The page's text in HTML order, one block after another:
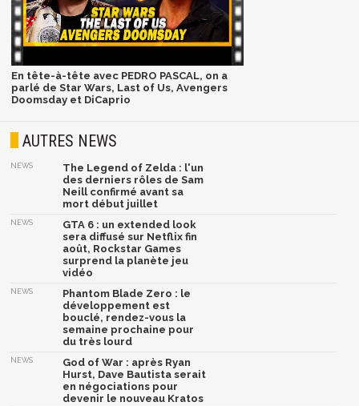
En tête-à-tête avec PEDRO PASCAL, on a
parlé de Star Wars, Last of Us, Avengers
Doomsday et DiCaprio
AUTRES NEWS
NEWS
The Legend of Zelda : l'un
des derniers rôles de Sam
Neill confirmé avant sa
mort début juillet
NEWS
GTA 6 : un extended look
sera diffusé sur Netflix fin
août, Rockstar Games
surprend la planète jeu
vidéo
NEWS
Phantom Blade Zero : le
développement est
bouclé, rendez-vous la
semaine prochaine pour
du très lourd
NEWS
God of War : après Ryan
Hurst, Dave Bautista serait
en négociations pour
devenir le nouveau Kratos